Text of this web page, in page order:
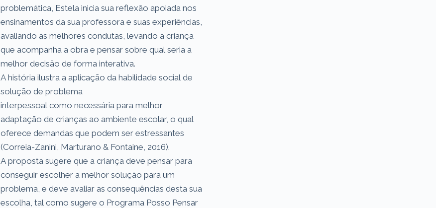
problemática, Estela inicia sua reflexão apoiada nos
ensinamentos da sua professora e suas experiências,
avaliando as melhores condutas, levando a criança
que acompanha a obra e pensar sobre qual seria a
melhor decisão de forma interativa.
A história ilustra a aplicação da habilidade social de
solução de problema
interpessoal como necessária para melhor
adaptação de crianças ao ambiente escolar, o qual
oferece demandas que podem ser estressantes
(Correia-Zanini, Marturano & Fontaine, 2016).
A proposta sugere que a criança deve pensar para
conseguir escolher a melhor solução para um
problema, e deve avaliar as consequências desta sua
escolha, tal como sugere o Programa Posso Pensar